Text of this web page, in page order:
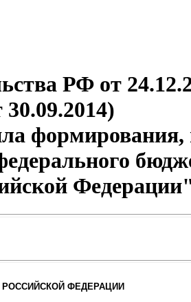
РФ от
30.09.2014)
формирования,
РОССИЙСКОЙ ФЕДЕРАЦИИ